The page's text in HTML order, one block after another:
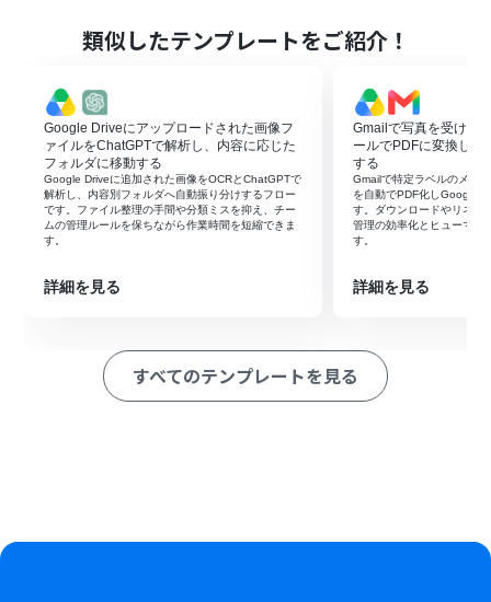
■フローボットの流れ
はじめに、Google DriveをYoomと連携します
ルダ内に新しくファイル・フォルダが作成されたら」と
いうアクションを設定します
続いて、オペレーションでGoogle Driveの「ファイルを
ダウンロードする」アクションを設定し、トリガーで検知
したPDFファイルを取得します
次に、RPA機能の「ブラウザを操作する」アクションで、
任意のオンライン変換ツールにアクセスし、ダウンロード
データ変換機能の「正規表現によるデータの置換」アクシ
ョンで、保存ファイル名に用いる情報を必要に応じて整形
る」アクションを設定し、整形後のLaTeXデータを指定の
フォルダにアップロードします
です
類似したテンプレートをご紹介！
Google Driveにアップロードされた画像フ
ァイルをChatGPTで解析し、内容に応じた
フォルダに移動する
Google Driveに追加された画像をOCRとChatGPTで
解析し、内容別フォルダへ自動振り分けするフロー
です。ファイル整理の手間や分類ミスを抑え、チー
ムの管理ルールを保ちながら作業時間を短縮できま
す。
詳細を見る
Gmailで写真を受け取
ールでPDFに変換し
する
Gmailで特定ラベルのメー
を自動でPDF化しGoogle
す。ダウンロードやリネー
管理の効率化とヒューマン
す。
詳細を見る
すべてのテンプレートを見る